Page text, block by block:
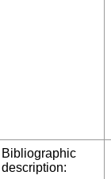
Bibliographic
description: